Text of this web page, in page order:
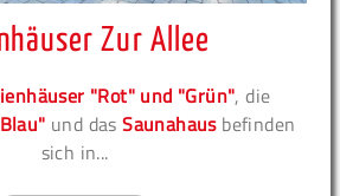
Zur Allee
"Rot" und "Grün", die
und dasSaunahausbefinden
sich in...